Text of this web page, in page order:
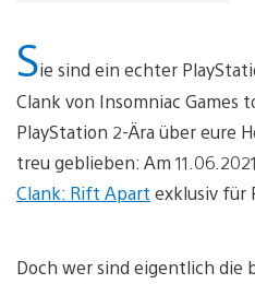
Sie sind ein echter
Clank von Insomniac Games
PlayStation 2-Ära über eure
treu geblieben: Am
Clank: Rift Apart exklusiv für
Doch wer sind eigentlich die